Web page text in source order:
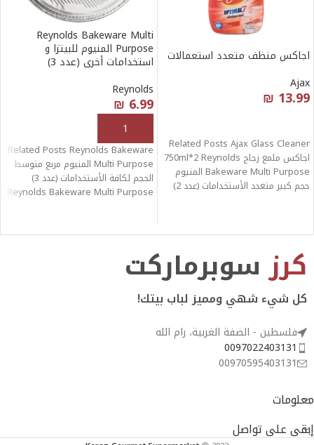
اجاكس منظف متعدد استعمالات
Ajax
₪ 13.99
Related Posts Ajax Glass Cleaner
اجاكس ملمع زجاج 750ml*2 Reynolds
Bakeware Multi Purpose المنيوم
حجم كبير متعدد الأستخدامات (عدد 2)
Reynolds Bakeware Multi
Purpose المنيوم للبيتزا و
استخدامات أخرى (عدد 3)
Reynolds
₪ 6.99
إضافة إلى السلة
Related Posts Reynolds Bakeware
Multi Purpose المنيوم مربع متوسط
الحجم لكافة الأستخدامات (عدد 3)
Reynolds Bakeware Multi Purpose
كرز سوبرماركت
كل شيء شهي ومميز لباب بيتك!
فلسطين - الضفة الغربية، رام الله
0097022403131
00970595403131
معلومات
إبقى على تواصل